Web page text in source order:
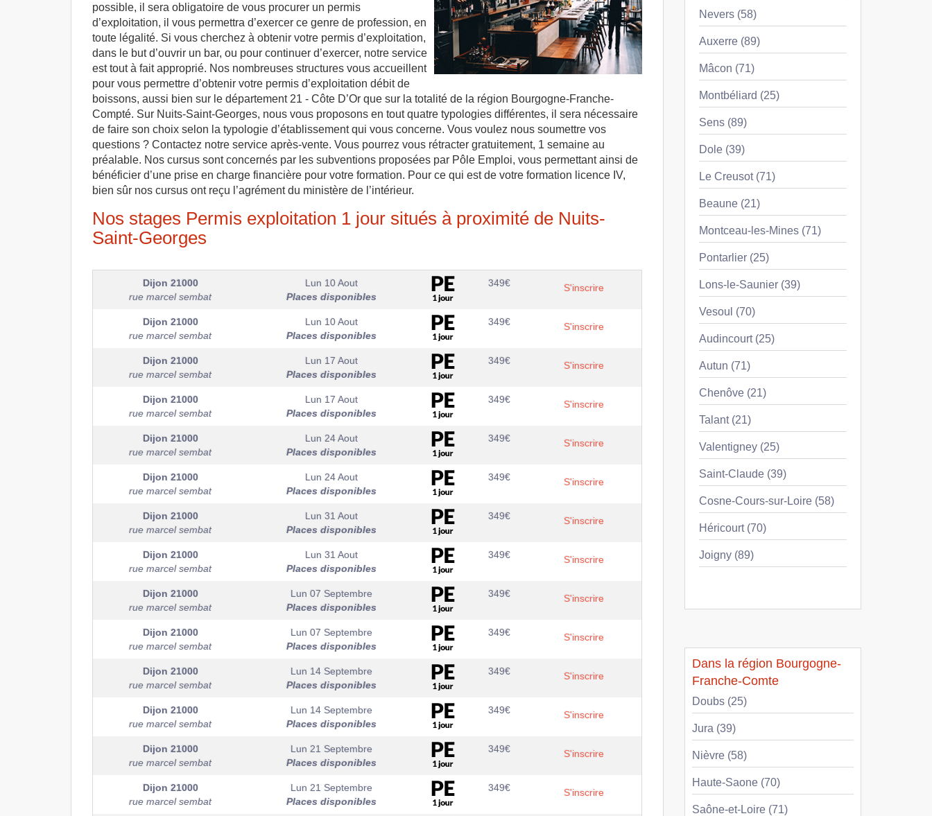
possible, il sera obligatoire de vous procurer un permis
d’exploitation, il vous permettra d’exercer ce genre de profession, en
toute légalité. Si vous cherchez à obtenir votre permis d’exploitation,
dans le but d’ouvrir un bar, ou pour continuer d’exercer, notre service
est tout à fait approprié. Nos nombreuses structures vous accueillent
pour vous permettre d’obtenir votre permis d’exploitation débit de
boissons, aussi bien sur le département 21 - Côte D’Or que sur la totalité de la région Bourgogne-Franche-
Compté. Sur Nuits-Saint-Georges, nous vous proposons en tout quatre typologies différentes, il sera nécessaire
de faire son choix selon la typologie d’établissement qui vous concerne. Vous voulez nous soumettre vos
questions ? Contactez notre service après-vente. Vous pourrez vous rétracter gratuitement, 1 semaine au
préalable. Nos cursus sont concernés par les subventions proposées par Pôle Emploi, vous permettant ainsi de
bénéficier d’une prise en charge financière pour votre formation. Pour ce qui est de votre formation licence IV,
bien sûr nos cursus ont reçu l’agrément du ministère de l’intérieur.
Nos stages Permis exploitation 1 jour situés à proximité de Nuits-
Saint-Georges
Dijon 21000
rue marcel sembat
Lun 10 Aout
Places disponibles
349€ S'inscrire
Dijon 21000
rue marcel sembat
Lun 10 Aout
Places disponibles
349€ S'inscrire
Dijon 21000
rue marcel sembat
Lun 17 Aout
Places disponibles
349€ S'inscrire
Dijon 21000
rue marcel sembat
Lun 17 Aout
Places disponibles
349€ S'inscrire
Dijon 21000
rue marcel sembat
Lun 24 Aout
Places disponibles
349€ S'inscrire
Dijon 21000
rue marcel sembat
Lun 24 Aout
Places disponibles
349€ S'inscrire
Dijon 21000
rue marcel sembat
Lun 31 Aout
Places disponibles
349€ S'inscrire
Dijon 21000
rue marcel sembat
Lun 31 Aout
Places disponibles
349€ S'inscrire
Dijon 21000
rue marcel sembat
Lun 07 Septembre
Places disponibles
349€ S'inscrire
Dijon 21000
rue marcel sembat
Lun 07 Septembre
Places disponibles
349€ S'inscrire
Dijon 21000
rue marcel sembat
Lun 14 Septembre
Places disponibles
349€ S'inscrire
Dijon 21000
rue marcel sembat
Lun 14 Septembre
Places disponibles
349€ S'inscrire
Dijon 21000
rue marcel sembat
Lun 21 Septembre
Places disponibles
349€ S'inscrire
Dijon 21000
rue marcel sembat
Lun 21 Septembre
Places disponibles
349€ S'inscrire
Nevers (58)
Auxerre (89)
Mâcon (71)
Montbéliard (25)
Sens (89)
Dole (39)
Le Creusot (71)
Beaune (21)
Montceau-les-Mines (71)
Pontarlier (25)
Lons-le-Saunier (39)
Vesoul (70)
Audincourt (25)
Autun (71)
Chenôve (21)
Talant (21)
Valentigney (25)
Saint-Claude (39)
Cosne-Cours-sur-Loire (58)
Héricourt (70)
Joigny (89)
Dans la région Bourgogne-
Franche-Comte
Doubs (25)
Jura (39)
Nièvre (58)
Haute-Saone (70)
Saône-et-Loire (71)